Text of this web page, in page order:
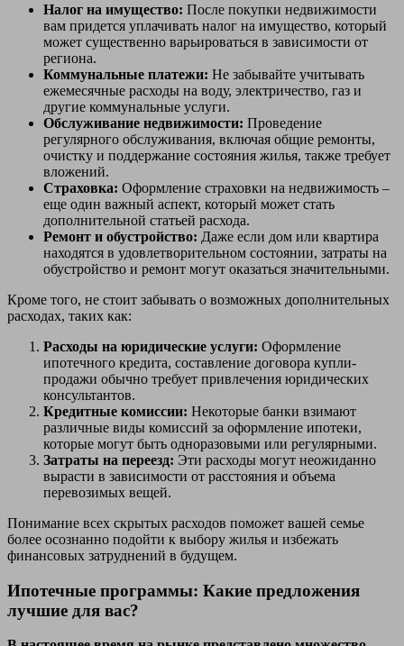
Налог на имущество: После покупки недвижимости
вам придется уплачивать налог на имущество, который
может существенно варьироваться в зависимости от
региона.
Коммунальные платежи: Не забывайте учитывать
ежемесячные расходы на воду, электричество, газ и
другие коммунальные услуги.
Обслуживание недвижимости: Проведение
регулярного обслуживания, включая общие ремонты,
очистку и поддержание состояния жилья, также требует
вложений.
Страховка: Оформление страховки на недвижимость –
еще один важный аспект, который может стать
дополнительной статьей расхода.
Ремонт и обустройство: Даже если дом или квартира
находятся в удовлетворительном состоянии, затраты на
обустройство и ремонт могут оказаться значительными.
Кроме того, не стоит забывать о возможных дополнительных
расходах, таких как:
Расходы на юридические услуги: Оформление
ипотечного кредита, составление договора купли-
продажи обычно требует привлечения юридических
консультантов.
Кредитные комиссии: Некоторые банки взимают
различные виды комиссий за оформление ипотеки,
которые могут быть одноразовыми или регулярными.
Затраты на переезд: Эти расходы могут неожиданно
вырасти в зависимости от расстояния и объема
перевозимых вещей.
Понимание всех скрытых расходов поможет вашей семье
более осознанно подойти к выбору жилья и избежать
финансовых затруднений в будущем.
Ипотечные программы: Какие предложения
лучшие для вас?